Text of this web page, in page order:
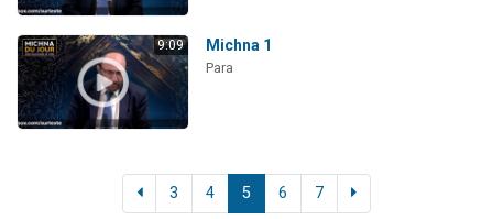
9:09 Michna 1
Para
3 4 5 6 7